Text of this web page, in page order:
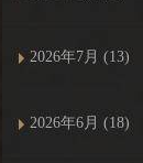
2026年7月 (13)
2026年6月 (18)